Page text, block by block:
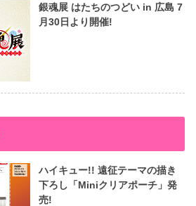
銀魂展 はたちのつどい in 広島 7
月30日より開催!
ハイキュー!! 遠征テーマの描き
下ろし「Miniクリアポーチ」発
売!